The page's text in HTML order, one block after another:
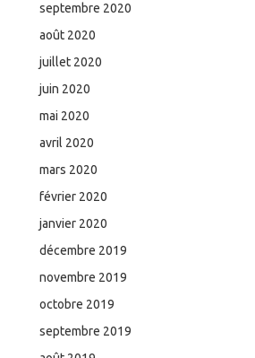
septembre 2020
août 2020
juillet 2020
juin 2020
mai 2020
avril 2020
mars 2020
février 2020
janvier 2020
décembre 2019
novembre 2019
octobre 2019
septembre 2019